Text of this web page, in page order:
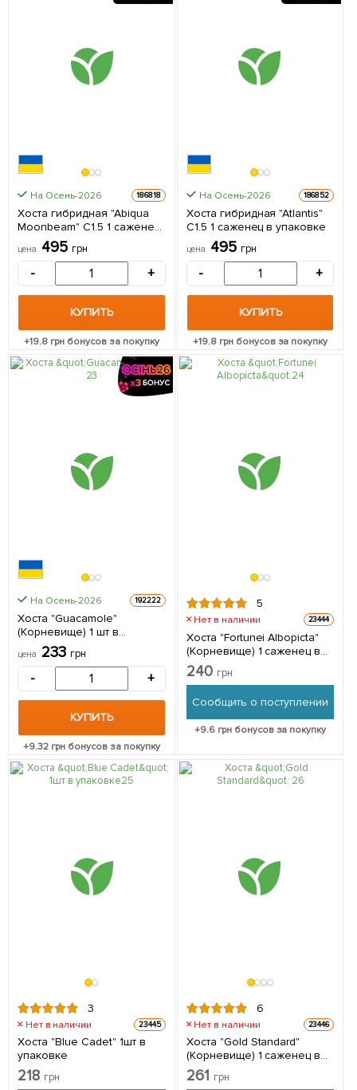
На Осень-2026 186818
Хоста гибридная "Abiqua
Moonbeam" С1.5 1 саженец
в упаковке
цена 495 грн
- +
КУПИТЬ
+19.8 грн бонусов за покупку
На Осень-2026 186852
Хоста гибридная "Atlantis"
С1.5 1 саженец в упаковке
цена 495 грн
- +
КУПИТЬ
+19.8грн бонусов за покупку
На Осень-2026 192222
Хоста "Guacamole"
(Корневище) 1 шт в
упаковке
цена 233 грн
- +
КУПИТЬ
+9.32 грн бонусов за покупку
5
Нет в наличии 23444
Хоста "Fortunei Albopicta"
(Корневище) 1 саженец в
упаковке
240 грн
Сообщить о поступлении
+9.6грн бонусов за покупку
3
Нет в наличии 23445
Хоста "Blue Cadet" 1шт в
упаковке
218 грн
6
Нет в наличии 23446
Хоста "Gold Standard"
(Корневище) 1 саженец в
упаковке
261 грн